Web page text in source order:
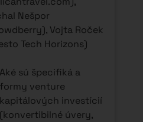
Nešpor
Vojta Roček
Tech Horizons)
Aké sú špecifiká a
formy venture
kapitálových investícií
(konvertibilné úvery,